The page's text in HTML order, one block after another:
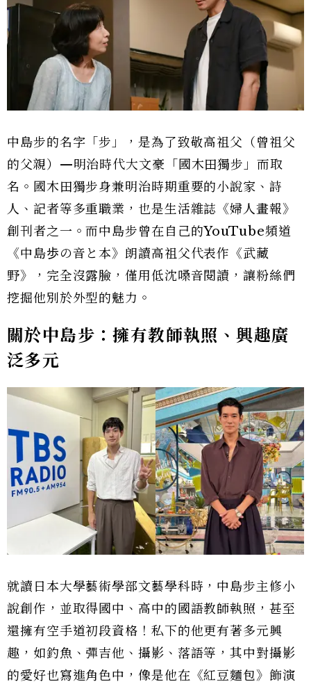
中島步的名字「步」，是為了致敬高祖父（曾祖父
的父親）—明治時代大文豪「國木田獨步」而取
名。國木田獨步身兼明治時期重要的小說家、詩
人、記者等多重職業，也是生活雜誌《婦人畫報》
創刊者之一。而中島步曾在自己的YouTube頻道
《中島歩の音と本》朗讀高祖父代表作《武藏
野》，完全沒露臉，僅用低沈嗓音閱讀，讓粉絲們
挖掘他別於外型的魅力。
關於中島步：擁有教師執照、興趣廣
泛多元
就讀日本大學藝術學部文藝學科時，中島步主修小
說創作，並取得國中、高中的國語教師執照，甚至
還擁有空手道初段資格！私下的他更有著多元興
趣，如釣魚、彈吉他、攝影、落語等，其中對攝影
的愛好也寫進角色中，像是他在《紅豆麵包》飾演